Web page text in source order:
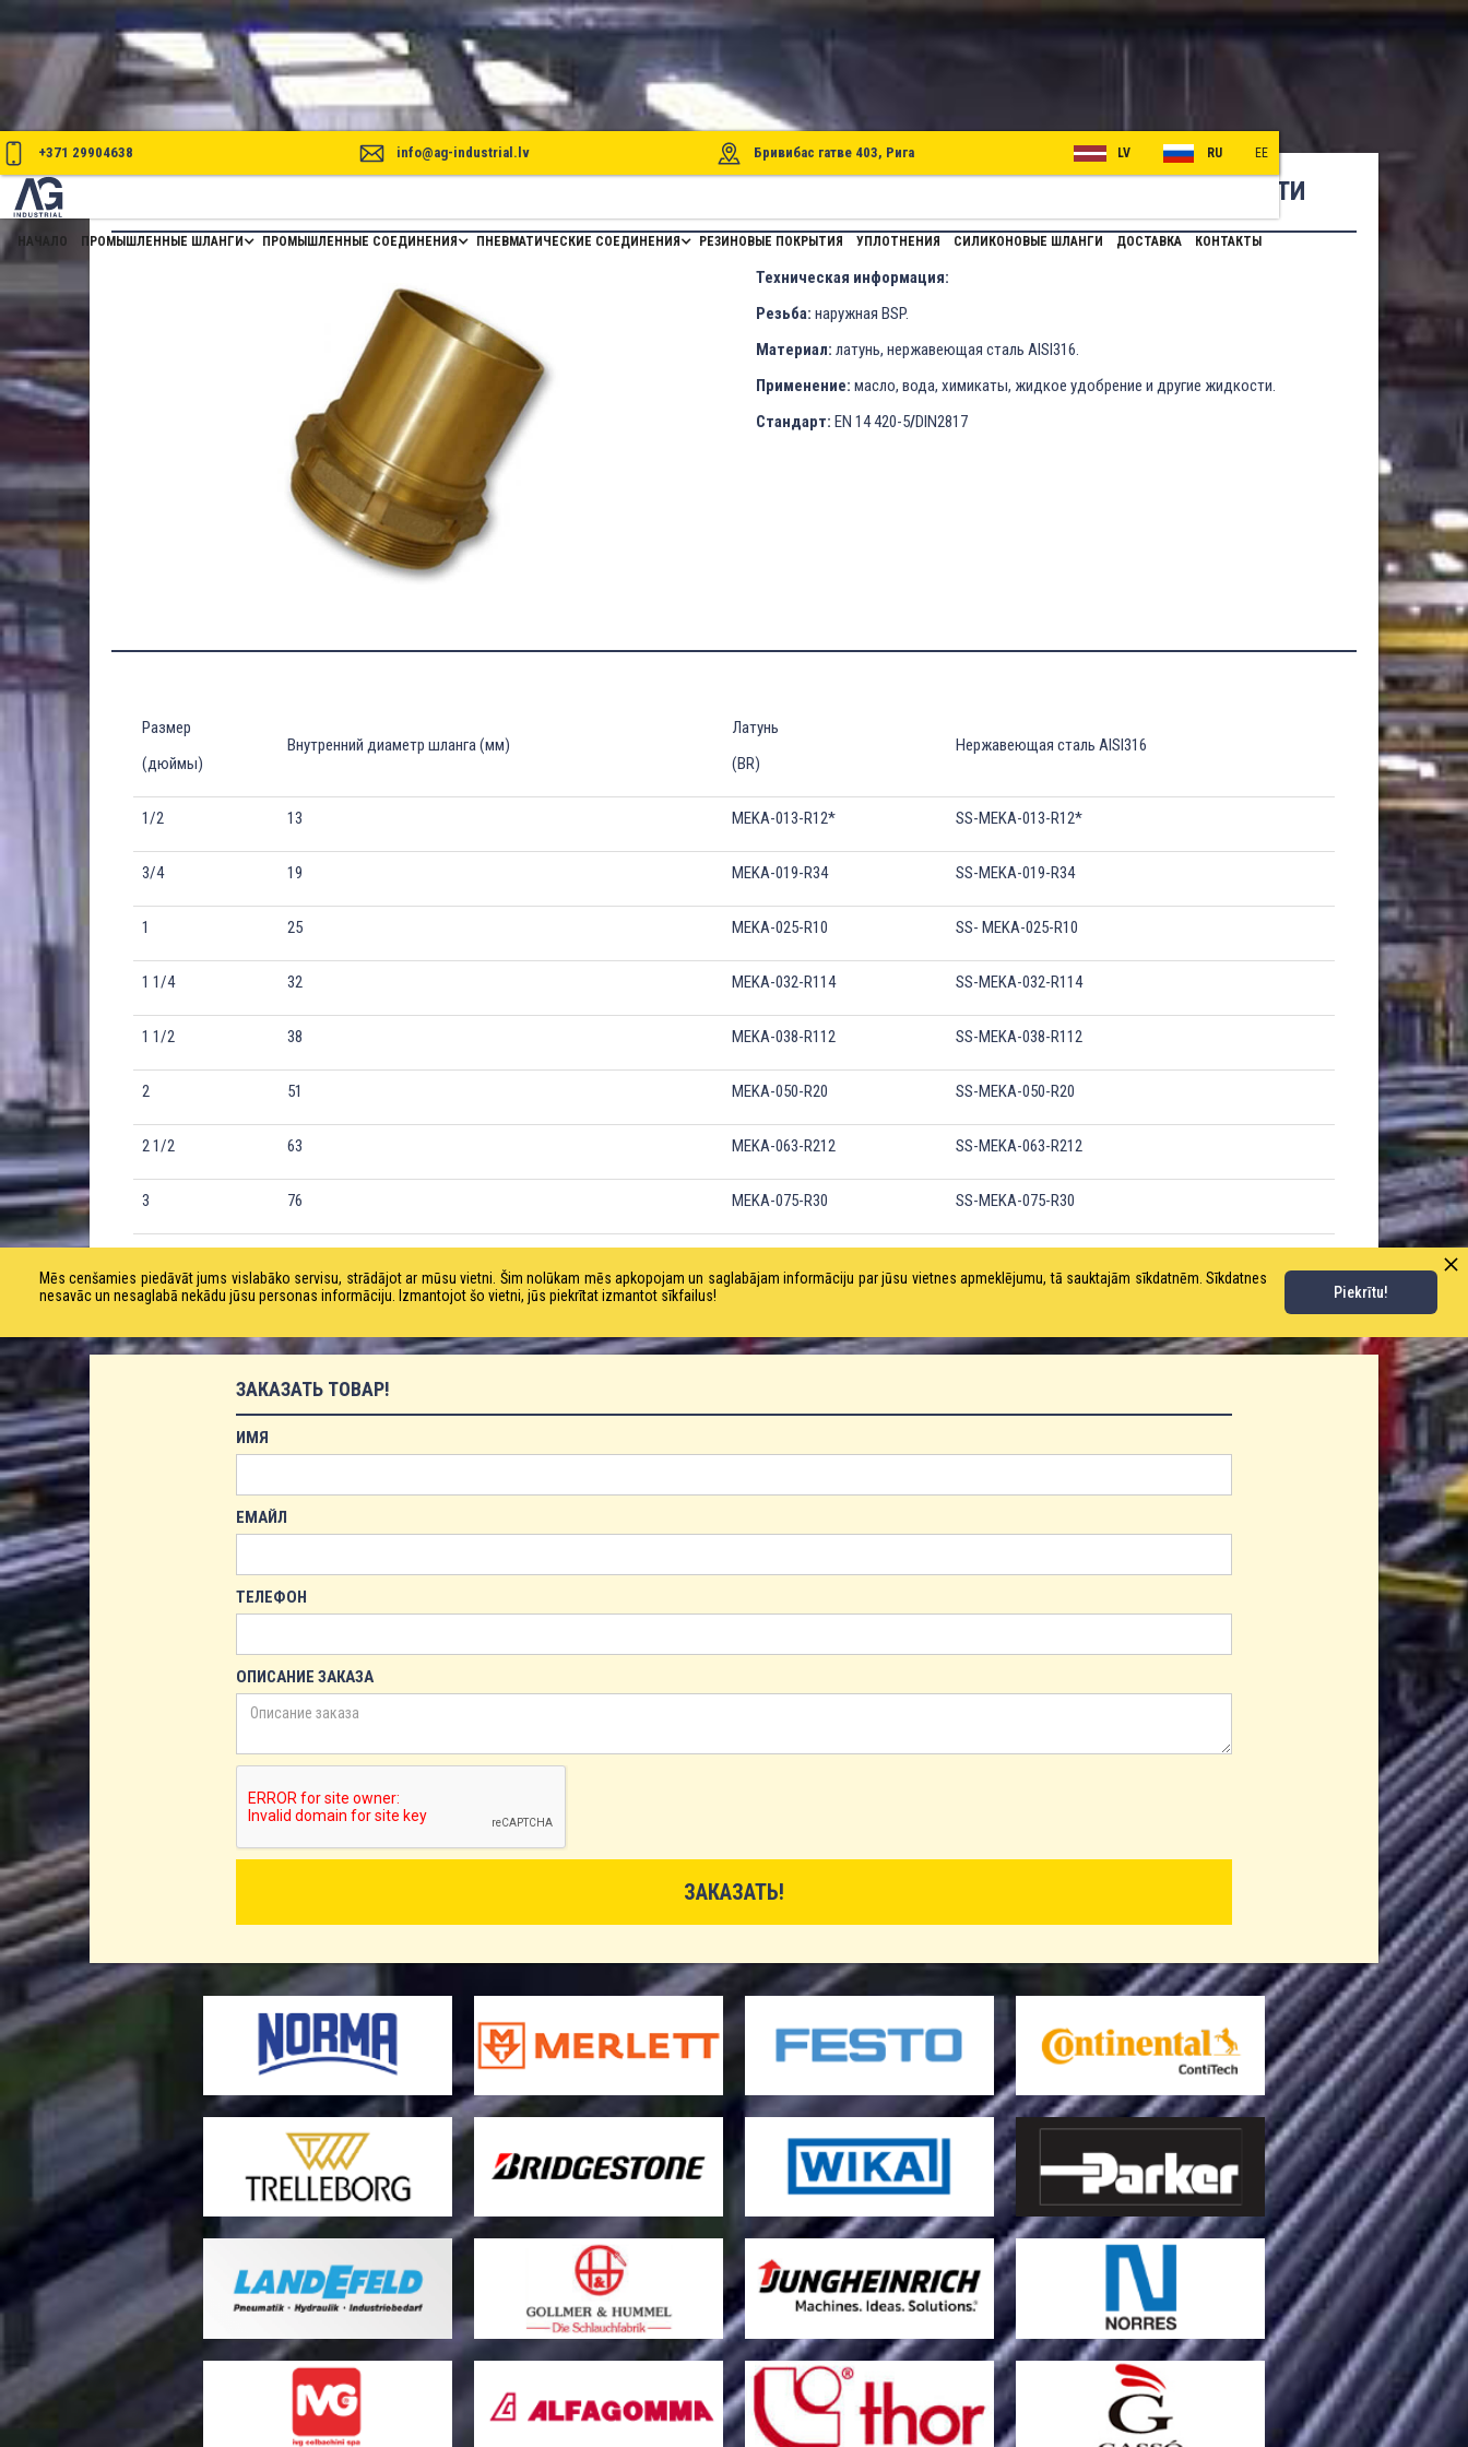
+371 29904638 info@ag-industrial.lv Бривибас гатве 403, Рига LV RU EE
НАЧАЛО ПРОМЫШЛЕННЫЕ ШЛАНГИ ПРОМЫШЛЕННЫЕ СОЕДИНЕНИЯ ПНЕВМАТИЧЕСКИЕ СОЕДИНЕНИЯ РЕЗИНОВЫЕ ПОКРЫТИЯ УПЛОТНЕНИЯ СИЛИКОНОВЫЕ ШЛАНГИ ДОСТАВКА КОНТАКТЫ
ВНУТРЕННИЕ СОЕДИНЕНИЯ ДЛЯ ШЛАНГА TW С НАРУЖНОЙ РЕЗЬБОЙ ДЛЯ МОНТАЖА СКОБ БЕЗОПАСНОСТИ
Техническая информация:
Резьба: наружная BSP.
Материал: латунь, нержавеющая сталь AISI316.
Применение: масло, вода, химикаты, жидкое удобрение и другие жидкости.
Стандарт: EN 14 420-5/DIN2817
Размер
(дюймы)
Внутренний диаметр шланга (мм)
Латунь
(BR)
Нержавеющая сталь AISI316
1/2 13 MEKA-013-R12* SS-MEKA-013-R12*
3/4 19 MEKA-019-R34 SS-MEKA-019-R34
1 25 MEKA-025-R10 SS- MEKA-025-R10
1 1/4 32 MEKA-032-R114 SS-MEKA-032-R114
1 1/2 38 MEKA-038-R112 SS-MEKA-038-R112
2 51 MEKA-050-R20 SS-MEKA-050-R20
2 1/2 63 MEKA-063-R212 SS-MEKA-063-R212
3 76 MEKA-075-R30 SS-MEKA-075-R30
ЗАКАЗАТЬ ТОВАР!
ИМЯ
ЕМАЙЛ
ТЕЛЕФОН
ОПИСАНИЕ ЗАКАЗА
Mēs cenšamies piedāvāt jums vislabāko servisu, strādājot ar mūsu vietni. Šim nolūkam mēs apkopojam un saglabājam informāciju par jūsu vietnes apmeklējumu, tā sauktajām sīkdatnēm. Sīkdatnes
nesavāc un nesaglabā nekādu jūsu personas informāciju. Izmantojot šo vietni, jūs piekrītat izmantot sīkfailus!
Piekrītu!